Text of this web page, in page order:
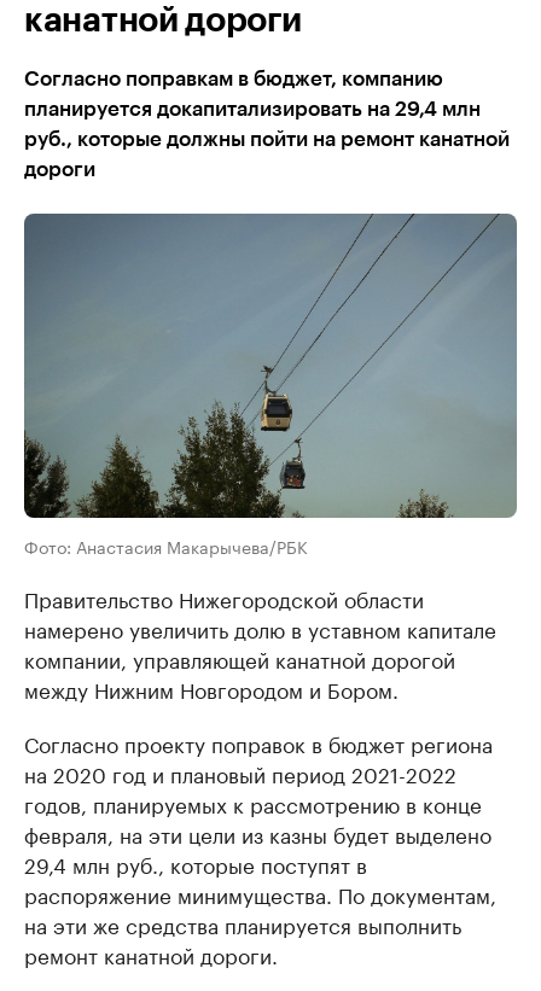
канатной дороги
Согласно поправкам в бюджет, компанию
планируется докапитализировать на 29,4 млн
руб., которые должны пойти на ремонт канатной
дороги
Фото: Анастасия Макарычева/РБК
Правительство Нижегородской области
намерено увеличить долю в уставном капитале
компании, управляющей канатной дорогой
между Нижним Новгородом и Бором.
Согласно проекту поправок в бюджет региона
на 2020 год и плановый период 2021-2022
годов, планируемых к рассмотрению в конце
февраля, на эти цели из казны будет выделено
29,4 млн руб., которые поступят в
распоряжение минимущества. По документам,
на эти же средства планируется выполнить
ремонт канатной дороги.